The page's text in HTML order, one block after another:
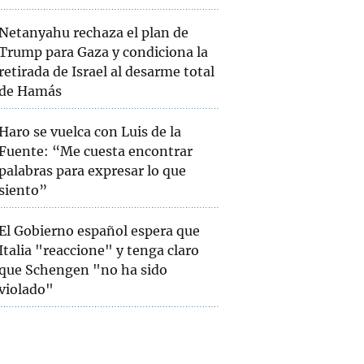
rechaza el plan de
para Gaza y condiciona la
de Israel al desarme total
Hamás
se vuelca con Luis de la
“Me cuesta encontrar
para expresar lo que
Gobierno español espera que
"reaccione" y tenga claro
Schengen "no ha sido